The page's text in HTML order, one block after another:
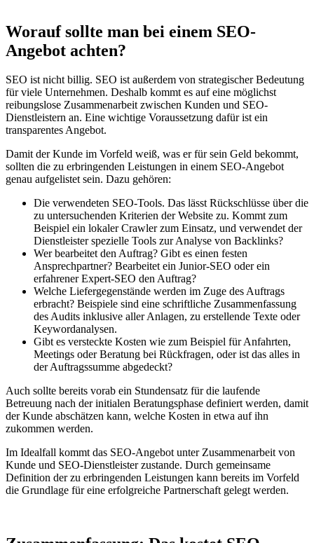
Worauf sollte man bei einem SEO-
Angebot achten?
SEO ist nicht billig. SEO ist außerdem von strategischer Bedeutung
für viele Unternehmen. Deshalb kommt es auf eine möglichst
reibungslose Zusammenarbeit zwischen Kunden und SEO-
Dienstleistern an. Eine wichtige Voraussetzung dafür ist ein
transparentes Angebot.
Damit der Kunde im Vorfeld weiß, was er für sein Geld bekommt,
sollten die zu erbringenden Leistungen in einem SEO-Angebot
genau aufgelistet sein. Dazu gehören:
Die verwendeten SEO-Tools. Das lässt Rückschlüsse über die
zu untersuchenden Kriterien der Website zu. Kommt zum
Beispiel ein lokaler Crawler zum Einsatz, und verwendet der
Dienstleister spezielle Tools zur Analyse von Backlinks?
Wer bearbeitet den Auftrag? Gibt es einen festen
Ansprechpartner? Bearbeitet ein Junior-SEO oder ein
erfahrener Expert-SEO den Auftrag?
Welche Liefergegenstände werden im Zuge des Auftrags
erbracht? Beispiele sind eine schriftliche Zusammenfassung
des Audits inklusive aller Anlagen, zu erstellende Texte oder
Keywordanalysen.
Gibt es versteckte Kosten wie zum Beispiel für Anfahrten,
Meetings oder Beratung bei Rückfragen, oder ist das alles in
der Auftragssumme abgedeckt?
Auch sollte bereits vorab ein Stundensatz für die laufende
Betreuung nach der initialen Beratungsphase definiert werden, damit
der Kunde abschätzen kann, welche Kosten in etwa auf ihn
zukommen werden.
Im Idealfall kommt das SEO-Angebot unter Zusammenarbeit von
Kunde und SEO-Dienstleister zustande. Durch gemeinsame
Definition der zu erbringenden Leistungen kann bereits im Vorfeld
die Grundlage für eine erfolgreiche Partnerschaft gelegt werden.